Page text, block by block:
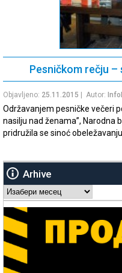
Pesničkom rečju –
Objavljeno: 25.11.2015 | Autor:
Održavanjem pesničke večeri
nasilju nad ženama”, Narodna
pridružila se sinoć
Arhive
Arhive